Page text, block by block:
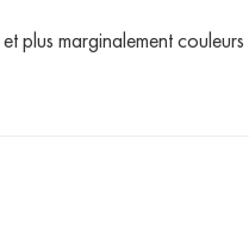
plus marginalement